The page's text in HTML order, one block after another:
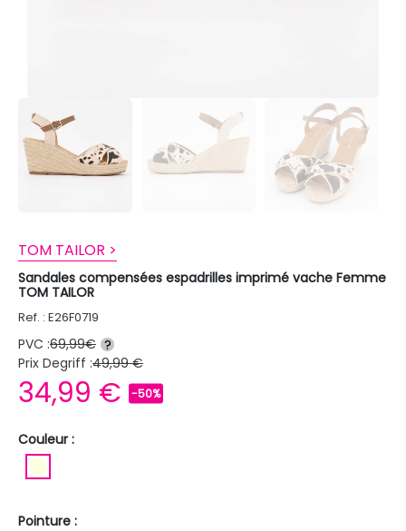
TOM TAILOR >
Sandales compensées espadrilles imprimé vache Femme
TOM TAILOR
Ref. : E26F0719
PVC :69,99€ ?
Prix Degriff :49,99 €
34,99 € -50%
Couleur :
Pointure :